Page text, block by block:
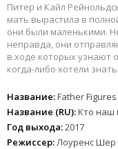
Питер и Кайл
мать вырастила в
они были маленькими.
неправда, они
в ходе которых узнают
когда-либо хотели знать.
Название:Father Figures
Название (RU):Кто наш
Год выхода:2017
Режиссер:Лоуренс Шер